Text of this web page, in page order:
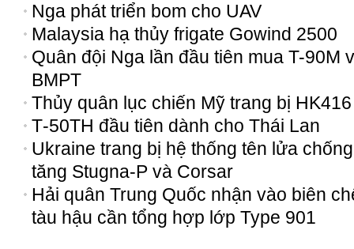
Nga phát triển bom cho UAV
Malaysia hạ thủy frigate Gowind 2500
Quân đội Nga lần đầu tiên mua T-90M
BMPT
Thủy quân lục chiến Mỹ trang bị НK416
Т-50ТН đầu tiên dành cho Thái Lan
Ukraine trang bị hệ thống tên lửa chống
tăng Stugna-P và Corsar
Hải quân Trung Quốc nhận vào biên
tàu hậu cần tổng hợp lớp Type 901